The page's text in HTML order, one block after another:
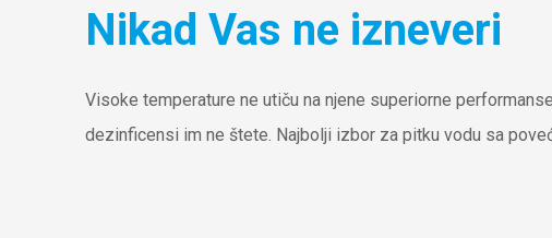
Nikad Vas ne izneveri
Visoke temperature ne utiču na njene superiorne
dezinficensi im ne štete. Najbolji izbor za pitku vodu sa